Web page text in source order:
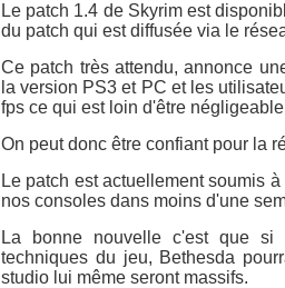
Le patch 1.4 de Skyrim est
du patch qui est diffusée via le
Ce patch très attendu, annonce
la version PS3 et PC et les
fps ce qui est loin d'être
On peut donc être confiant pour la
Le patch est actuellement soumis
nos consoles dans moins d'une
La bonne nouvelle c'est que si
techniques du jeu, Bethesda
studio lui même seront massifs.